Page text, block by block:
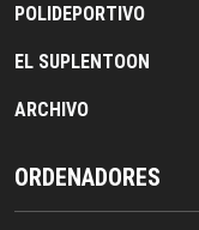
POLIDEPORTIVO
EL SUPLENTOON
ARCHIVO
ORDENADORES